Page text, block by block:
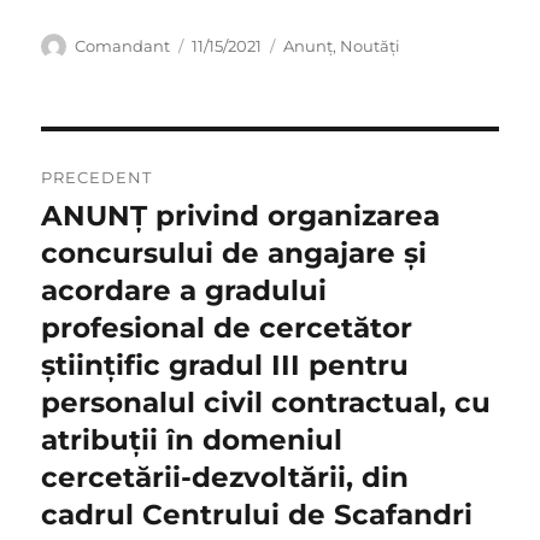
Autor
Comandant
Publicat
11/15/2021 Categorii
Anunț, Noutăți
în
articole
PRECEDENT
Articolul
anterior:
ANUNŢ privind organizarea
concursului de angajare și
acordare a gradului
profesional de cercetător
științific gradul III pentru
personalul civil contractual, cu
atribuții în domeniul
cercetării-dezvoltării, din
cadrul Centrului de Scafandri